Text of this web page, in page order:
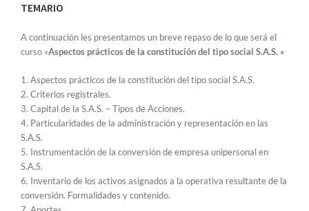
TEMARIO
A continuación les presentamos un breve repaso de lo que será el
curso «Aspectos prácticos de la constitución del tipo social S.A.S. «
1. Aspectos prácticos de la constitución del tipo social S.A.S.
2. Criterios registrales.
3. Capital de la S.A.S. – Tipos de Acciones.
4. Particularidades de la administración y representación en las
S.A.S.
5. Instrumentación de la conversión de empresa unipersonal en
S.A.S.
6. Inventario de los activos asignados a la operativa resultante de la
conversión. Formalidades y contenido.